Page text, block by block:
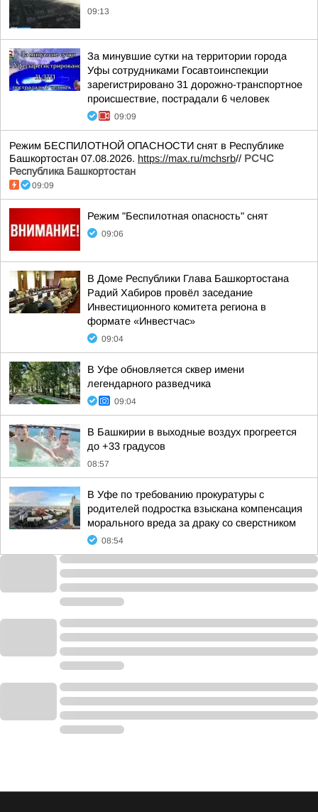
09:13
За минувшие сутки на территории города
Уфы сотрудниками Госавтоинспекции
зарегистрировано 31 дорожно-транспортное
происшествие, пострадали 6 человек
09:09
Режим БЕСПИЛОТНОЙ ОПАСНОСТИ снят в Республике
Башкортостан 07.08.2026. https://max.ru/mchsrb// РСЧС
Республика Башкортостан
09:09
Режим "Беспилотная опасность" снят
09:06
В Доме Республики Глава Башкортостана
Радий Хабиров провёл заседание
Инвестиционного комитета региона в
формате «Инвестчас»
09:04
В Уфе обновляется сквер имени
легендарного разведчика
09:04
В Башкирии в выходные воздух прогреется
до +33 градусов
08:57
В Уфе по требованию прокуратуры с
родителей подростка взыскана компенсация
морального вреда за драку со сверстником
08:54